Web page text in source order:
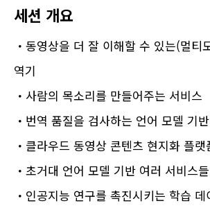
세션 개요
・동영상을 더 잘 이해할 수 있는(멀티
역기
・사람의 목소리를 만들어주는 서비스
・번역 품질을 검사하는 언어 모델 기
・클라우드 동영상 콘텐츠 현지화 플랫
・초거대 언어 모델 기반 여러 서비스들
・인공지능 연구를 촉진시키는 학습